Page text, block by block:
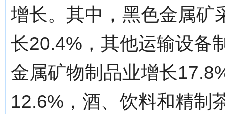
增长。其中，黑色金属矿
长20.4%，其他运输设备
金属矿物制品业增长
12.6%，酒、饮料和精制